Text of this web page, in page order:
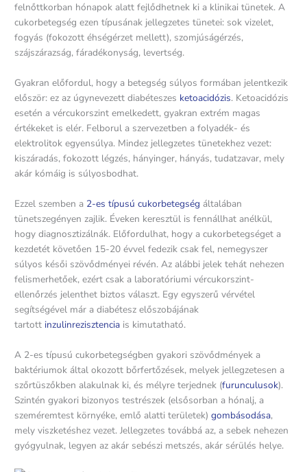
felnőttkorban hónapok alatt fejlődhetnek ki a klinikai tünetek. A
cukorbetegség ezen típusának jellegzetes tünetei: sok vizelet,
fogyás (fokozott éhségérzet mellett), szomjúságérzés,
szájszárazság, fáradékonyság, levertség.
Gyakran előfordul, hogy a betegség súlyos formában jelentkezik
először: ez az úgynevezett diabéteszes ketoacidózis. Ketoacidózis
esetén a vércukorszint emelkedett, gyakran extrém magas
értékeket is elér. Felborul a szervezetben a folyadék- és
elektrolitok egyensúlya. Mindez jellegzetes tünetekhez vezet:
kiszáradás, fokozott légzés, hányinger, hányás, tudatzavar, mely
akár kómáig is súlyosbodhat.
Ezzel szemben a 2-es típusú cukorbetegség általában
tünetszegényen zajlik. Éveken keresztül is fennállhat anélkül,
hogy diagnosztizálnák. Előfordulhat, hogy a cukorbetegséget a
kezdetét követően 15-20 évvel fedezik csak fel, nemegyszer
súlyos késői szövődményei révén. Az alábbi jelek tehát nehezen
felismerhetőek, ezért csak a laboratóriumi vércukorszint-
ellenőrzés jelenthet biztos választ. Egy egyszerű vérvétel
segítségével már a diabétesz előszobájának
tartott inzulinrezisztencia is kimutatható.
A 2-es típusú cukorbetegségben gyakori szövődmények a
baktériumok által okozott bőrfertőzések, melyek jellegzetesen a
szőrtüszőkben alakulnak ki, és mélyre terjednek (furunculusok).
Szintén gyakori bizonyos testrészek (elsősorban a hónalj, a
szeméremtest környéke, emlő alatti területek)gombásodása,
mely viszketéshez vezet. Jellegzetes továbbá az, a sebek nehezen
gyógyulnak, legyen az akár sebészi metszés, akár sérülés helye.